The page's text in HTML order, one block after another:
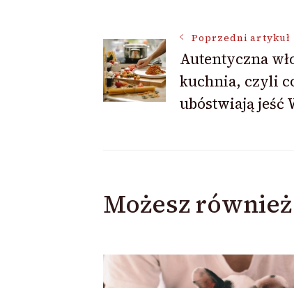
Nawigacja
wpisu
Poprzedni artykuł
Autentyczna
kuchnia, czyli
ubóstwiają jeść
Możesz